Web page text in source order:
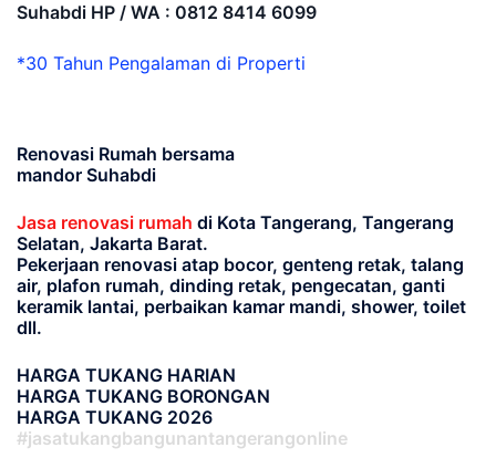
Suhabdi HP / WA : 0812 8414 6099
*30 Tahun Pengalaman di Properti
Renovasi Rumah bersama
mandor Suhabdi
Jasa renovasi rumah di Kota Tangerang, Tangerang
Selatan, Jakarta Barat.
Pekerjaan renovasi atap bocor, genteng retak, talang
air, plafon rumah, dinding retak, pengecatan, ganti
keramik lantai, perbaikan kamar mandi, shower, toilet
dll.
HARGA TUKANG HARIAN
HARGA TUKANG BORONGAN
HARGA TUKANG 2026
#jasatukangbangunantangerangonline